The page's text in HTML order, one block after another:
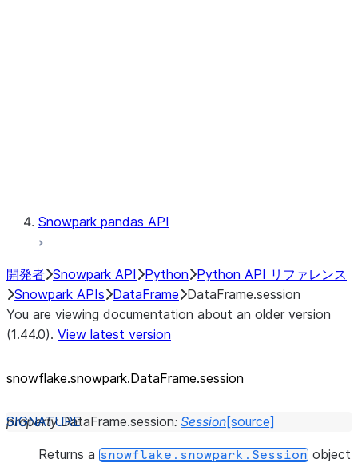
Snowpark pandas API
開発者 Snowpark API Python Python API リファレンス
Snowpark APIs DataFrame DataFrame.session
You are viewing documentation about an older version
(1.44.0). View latest version
snowflake.snowpark.DataFrame.session
property DataFrame.session: Session[source]
Returns a snowflake.snowpark.Session object